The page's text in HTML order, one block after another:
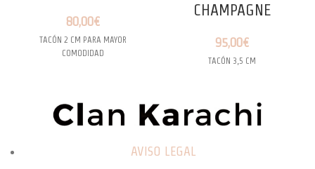
80,00€
TACÓN 2 CM PARA MAYOR
COMODIDAD
CHAMPAGNE
95,00€
TACÓN 3,5 CM
AVISO LEGAL